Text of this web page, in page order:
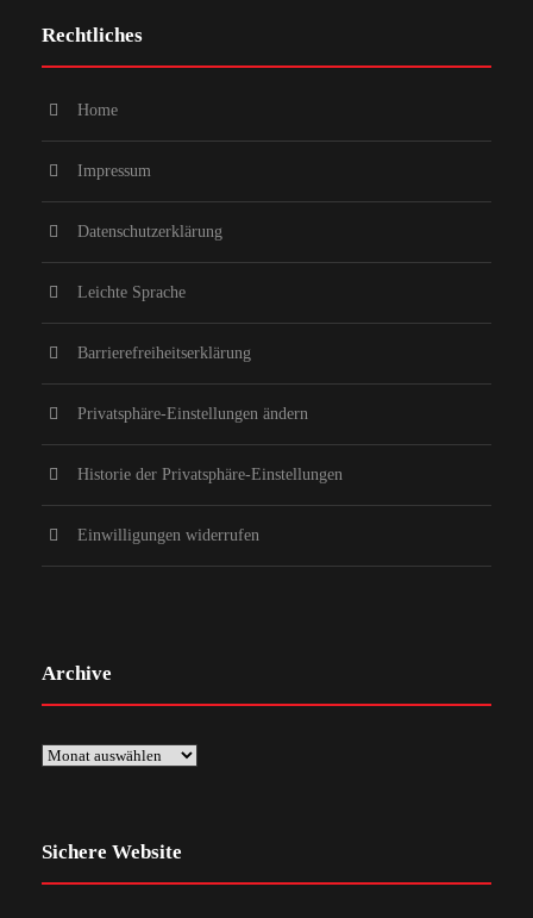
Rechtliches
Home
Impressum
Datenschutzerklärung
Leichte Sprache
Barrierefreiheitserklärung
Privatsphäre-Einstellungen ändern
Historie der Privatsphäre-Einstellungen
Einwilligungen widerrufen
Archive
Sichere Website